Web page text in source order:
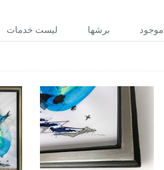
ليست خدمات برشها